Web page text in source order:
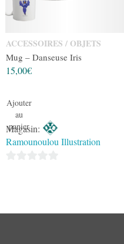
ACCESSOIRES / OBJETS
Mug – Danseuse Iris
15,00€
Ajouter
au
panier
Magasin:
Ramounoulou Illustration